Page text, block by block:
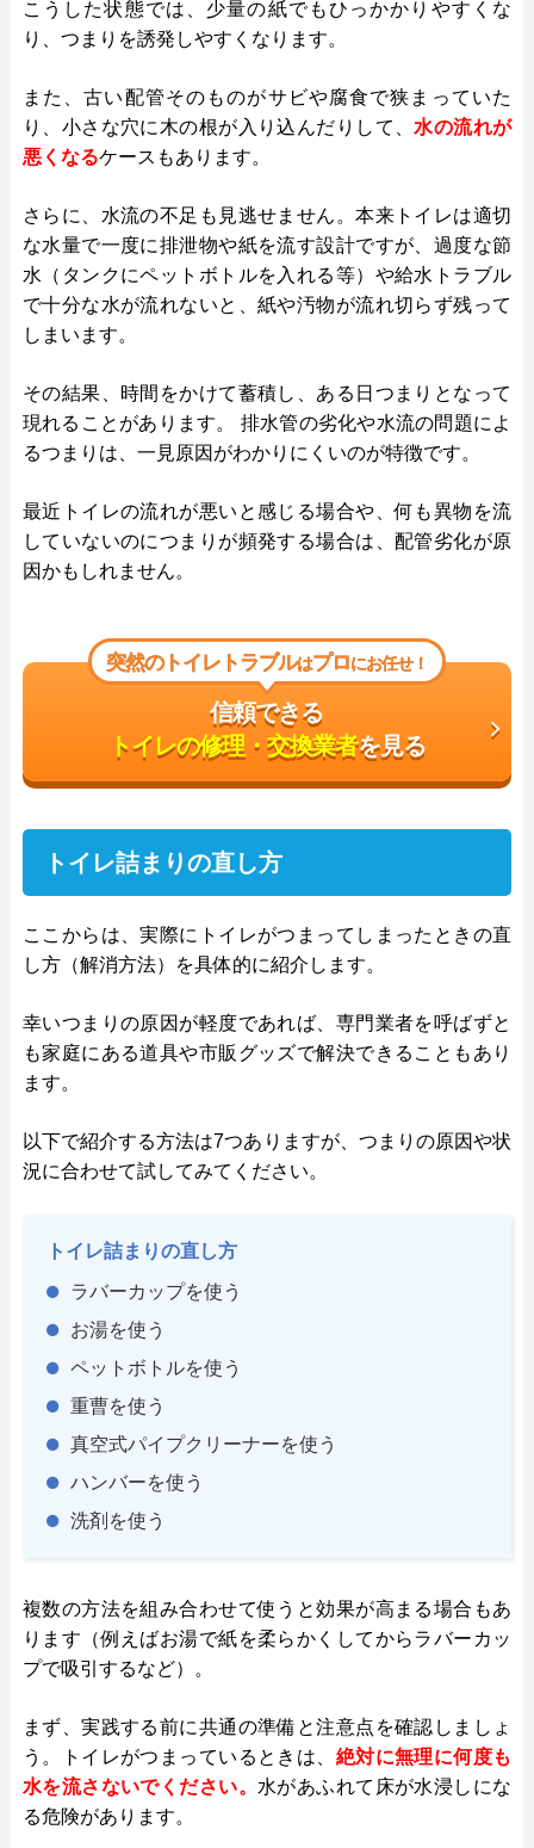
こうした状態では、少量の紙でもひっかかりやすくな
り、つまりを誘発しやすくなります。
また、古い配管そのものがサビや腐食で狭まっていた
り、小さな穴に木の根が入り込んだりして、 水の流れが
悪くなるケースもあります。
さらに、水流の不足も見逃せません。本来トイレは適切
な水量で一度に排泄物や紙を流す設計ですが、過度な節
水（タンクにペットボトルを入れる等）や給水トラブル
で十分な水が流れないと、紙や汚物が流れ切らず残って
しまいます。
その結果、時間をかけて蓄積し、ある日つまりとなって
現れることがあります。 排水管の劣化や水流の問題によ
るつまりは、一見原因がわかりにくいのが特徴です。
最近トイレの流れが悪いと感じる場合や、何も異物を流
していないのにつまりが頻発する場合は、配管劣化が原
因かもしれません。
突然のトイレトラブルはプロにお任せ！
信頼できる
トイレの修理・交換業者を見る
トイレ詰まりの直し方
ここからは、実際にトイレがつまってしまったときの直
し方（解消方法）を具体的に紹介します。
幸いつまりの原因が軽度であれば、専門業者を呼ばずと
も家庭にある道具や市販グッズで解決できることもあり
ます。
以下で紹介する方法は7つありますが、つまりの原因や状
況に合わせて試してみてください。
トイレ詰まりの直し方
ラバーカップを使う
お湯を使う
ペットボトルを使う
重曹を使う
真空式パイプクリーナーを使う
ハンバーを使う
洗剤を使う
複数の方法を組み合わせて使うと効果が高まる場合もあ
ります（例えばお湯で紙を柔らかくしてからラバーカッ
プで吸引するなど）​。
まず、実践する前に共通の準備と注意点を確認しましょ
う。トイレがつまっているときは、 絶対に無理に何度も
水を流さないでください。 水があふれて床が水浸しにな
る危険があります。